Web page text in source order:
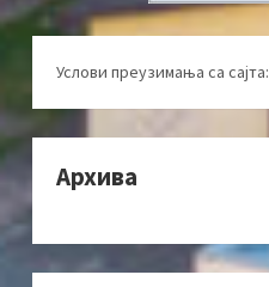
Услови преузимања са сајта:
Архива